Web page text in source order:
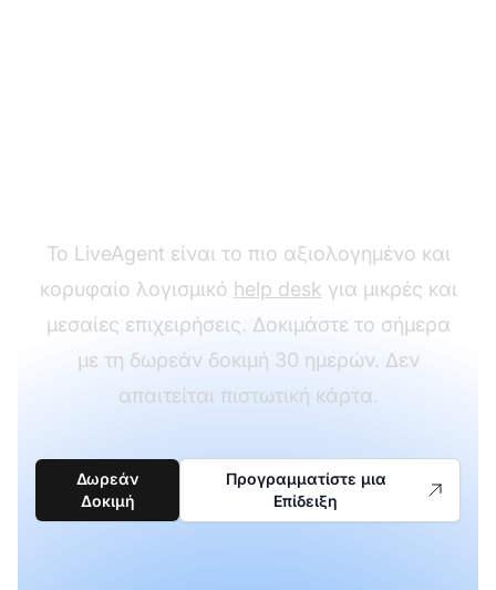
Το LiveAgent είναι το πιο αξιολογημένο και
κορυφαίο λογισμικό help desk για μικρές και
μεσαίες επιχειρήσεις. Δοκιμάστε το σήμερα
με τη δωρεάν δοκιμή 30 ημερών. Δεν
απαιτείται πιστωτική κάρτα.
Δωρεάν
Δοκιμή
Προγραμματίστε μια
Επίδειξη